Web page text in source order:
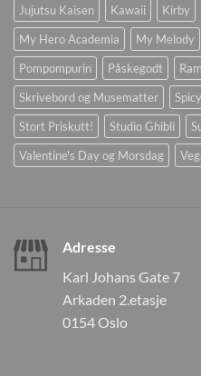
Jujutsu Kaisen
Kawaii Kirby
My Hero Academia
My Melody
Pompompurin
Påskegodt
Skrivebord og Musematter
Spicy
Stort Priskutt!
Studio Ghibli
Valentine's Day og Morsdag
Adresse
Karl Johans Gate 7
Arkaden 2.etasje
0154 Oslo